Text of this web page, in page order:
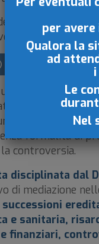
istanze di
a
CIVILE
una procedura di
formato,
strumento che
formalità di
controversia.
disciplinata dal
di mediazione
e sanitaria,
finanziari,
per
Qualora la
ad
Le
Nel